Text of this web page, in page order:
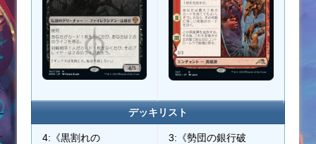
デッキリスト
4:《黒割れの
3:《勢団の銀行破